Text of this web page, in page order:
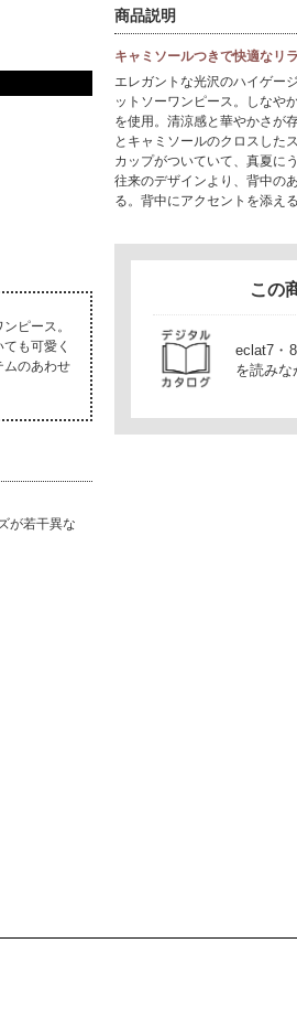
ピース。
も可愛く
ムのあわせ
が若干異な
商品説明
キャミソールつきで快適なリ
エレガントな光沢のハイゲー
ットソーワンピース。しなや
を使用。清涼感と華やかさが
とキャミソールのクロスした
カップがついていて、真夏に
往来のデザインより、背中の
る。背中にアクセントを添え
この
eclat7・
を読み